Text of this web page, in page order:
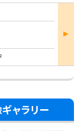
部屋
詳細
ャラリー